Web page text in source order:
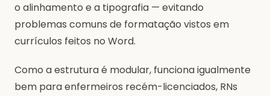
o alinhamento e a tipografia — evitando
problemas comuns de formatação vistos em
currículos feitos no Word.
Como a estrutura é modular, funciona igualmente
bem para enfermeiros recém-licenciados, RNs